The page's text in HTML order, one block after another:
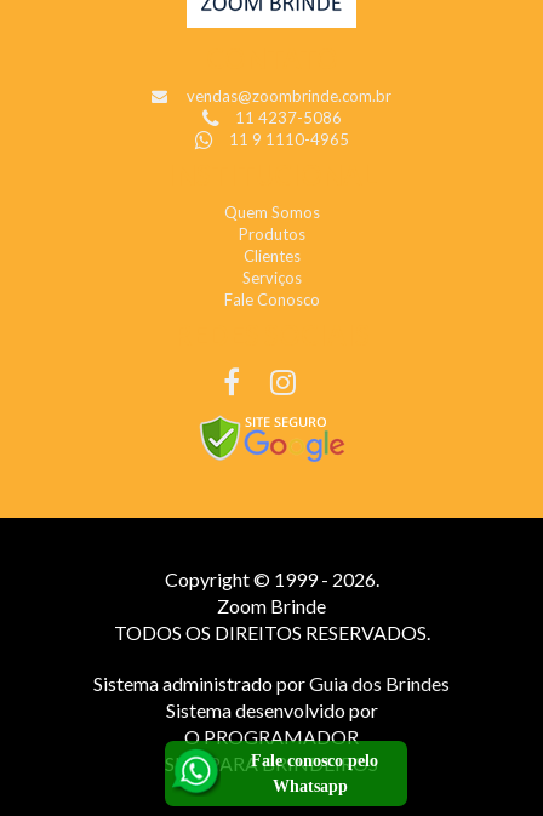
vendas@zoombrinde.com.br
11 4237-5086
11 9 1110-4965
Quem Somos
Produtos
Clientes
Serviços
Fale Conosco
Copyright © 1999 - 2026.
Zoom Brinde
TODOS OS DIREITOS RESERVADOS.
Sistema administrado porGuia dos Brindes
Sistema desenvolvido por
O PROGRAMADOR
SITE PARA BRINDEIROS
Fale conosco pelo
Whatsapp